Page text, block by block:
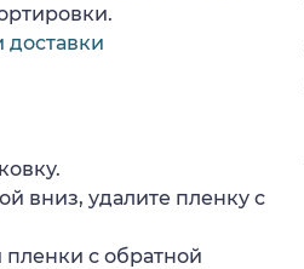
вниз, удалите пленку с
с обратной